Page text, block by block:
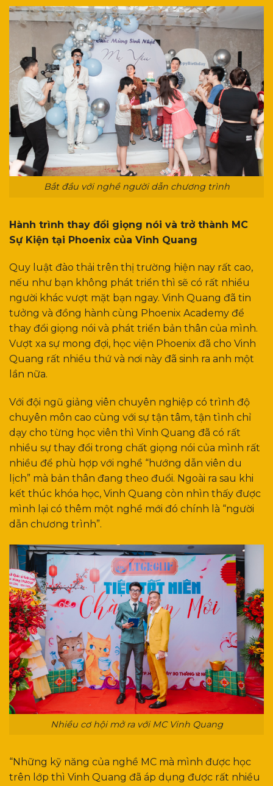
Bắt đầu với nghề người dẫn chương trình
Hành trình thay đổi giọng nói và trở thành MC
Sự Kiện tại Phoenix của Vinh Quang
Quy luật đào thải trên thị trường hiện nay rất cao,
nếu như bạn không phát triển thì sẽ có rất nhiều
người khác vượt mặt bạn ngay. Vinh Quang đã tin
tưởng và đồng hành cùng Phoenix Academy để
thay đổi giọng nói và phát triển bản thân của mình.
Vượt xa sự mong đợi, học viện Phoenix đã cho Vinh
Quang rất nhiều thứ và nơi này đã sinh ra anh một
lần nữa.
Với đội ngũ giảng viên chuyên nghiệp có trình độ
chuyên môn cao cùng với sự tận tâm, tận tình chỉ
dạy cho từng học viên thì Vinh Quang đã có rất
nhiều sự thay đổi trong chất giọng nói của mình rất
nhiều để phù hợp với nghề “hướng dẫn viên du
lịch” mà bản thân đang theo đuổi. Ngoài ra sau khi
kết thúc khóa học, Vinh Quang còn nhìn thấy được
mình lại có thêm một nghề mới đó chính là “người
dẫn chương trình”.
Nhiều cơ hội mở ra với MC Vinh Quang
“Những kỹ năng của nghề MC mà mình được học
trên lớp thì Vinh Quang đã áp dụng được rất nhiều